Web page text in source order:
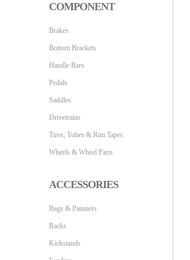
COMPONENT
Brakes
Bottom Brackets
Handle Bars
Pedals
Saddles
Drivetrains
Tires, Tubes & Rim Tapes
Wheels & Wheel Parts
ACCESSORIES
Bags & Panniers
Racks
Kickstands